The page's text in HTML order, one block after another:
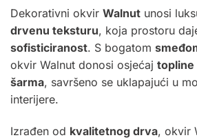
Dekorativni okvir Walnut unosi
drvenu teksturu, koja prostoru
sofisticiranost. S bogatom
okvir Walnut donosi osjećaj topline
šarma, savršeno se uklapajući u
interijere.
Izrađen od kvalitetnog drva, okvir